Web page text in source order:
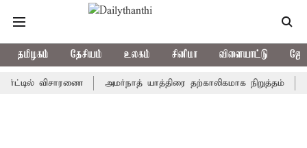
தமிழகம் தேசியம் உலகம் சினிமா விளையாட்டு
விசாரணை அமர்நாத் யாத்திரை தற்காலிகமாக நிறுத்தம்